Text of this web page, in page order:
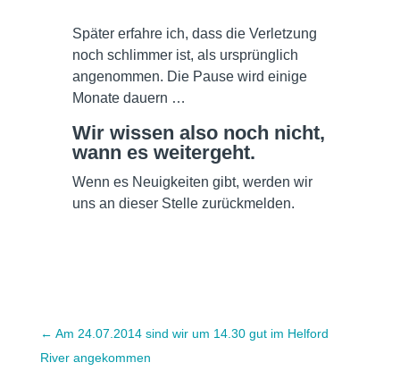
Später erfahre ich, dass die Verletzung
noch schlimmer ist, als ursprünglich
angenommen. Die Pause wird einige
Monate dauern …
Wir wissen also noch nicht,
wann es weitergeht.
Wenn es Neuigkeiten gibt, werden wir
uns an dieser Stelle zurückmelden.
← Am 24.07.2014 sind wir um 14.30 gut im Helford
River angekommen